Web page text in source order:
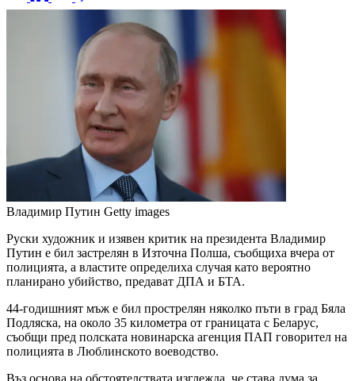
Владимир Путин Getty images
Руски художник и изявен критик на президента Владимир
Путин е бил застрелян в Източна Полша, съобщиха вчера от
полицията, а властите определиха случая като вероятно
планирано убийство, предават ДПА и БТА.
44-годишният мъж е бил прострелян няколко пъти в град Бяла
Подляска, на около 35 километра от границата с Беларус,
съобщи пред полската новинарска агенция ПАП говорител на
полицията в Люблинското воеводство.